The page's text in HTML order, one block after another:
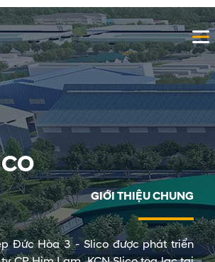
GIỚI THIỆU CHUNG
Đức Hòa 3 - Slico được phát triển